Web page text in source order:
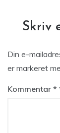
Skriv
Din e-
er markeret
Kommentar *